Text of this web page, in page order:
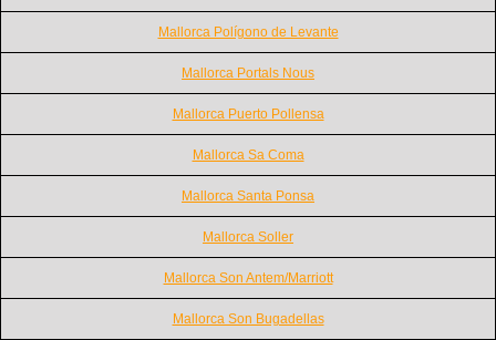
Mallorca Polígono de Levante
Mallorca Portals Nous
Mallorca Puerto Pollensa
Mallorca Sa Coma
Mallorca Santa Ponsa
Mallorca Soller
Mallorca Son Antem/Marriott
Mallorca Son Bugadellas